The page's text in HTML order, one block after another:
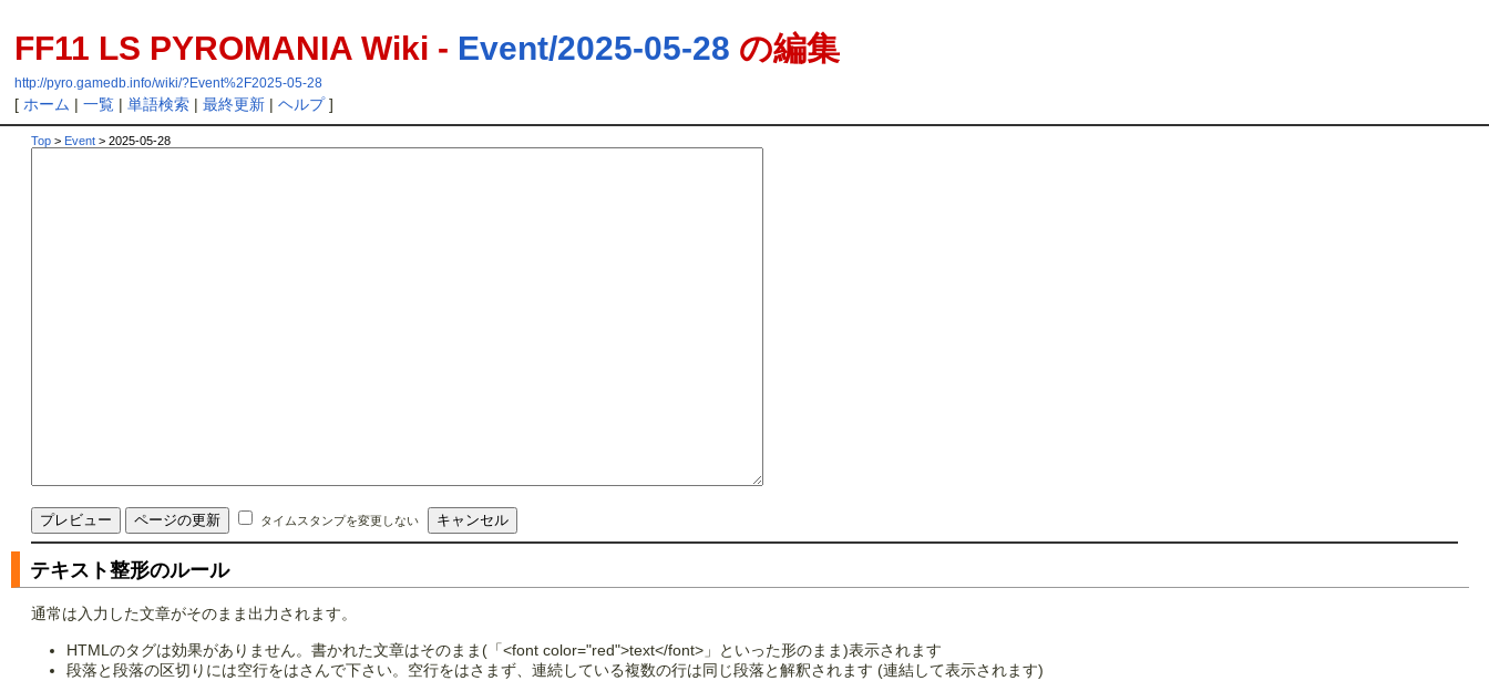
FF11 LS PYROMANIA Wiki - Event/2025-05-28 の編集
http://pyro.gamedb.info/wiki/?Event%2F2025-05-28
[ ホーム |一覧 |単語検索 |最終更新 |ヘルプ]
Top > Event > 2025-05-28
タイムスタンプを変更しない
テキスト整形のルール
通常は入力した文章がそのまま出力されます。
HTMLのタグは効果がありません。書かれた文章はそのまま(「<font color="red">text</font>」といった形のまま)表示されます
段落と段落の区切りには空行をはさんで下さい。空行をはさまず、連続している複数の行は同じ段落と解釈されます (連結して表示されます)